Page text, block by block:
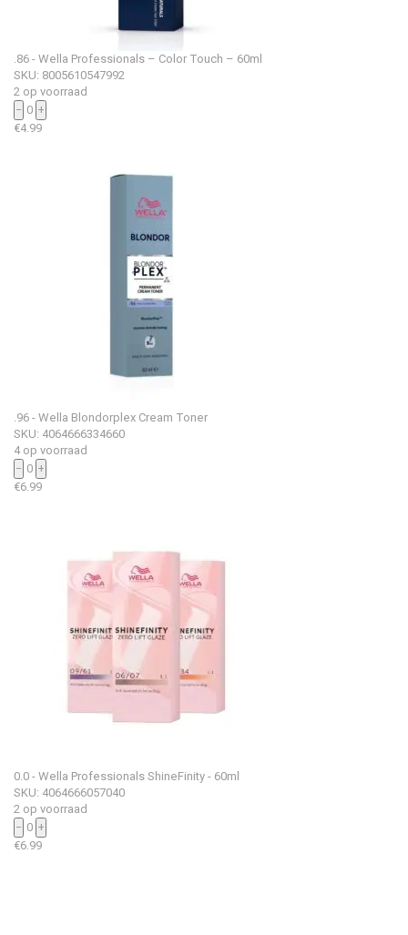
.86 - Wella Professionals – Color Touch – 60ml
SKU: 8005610547992
2 op voorraad
− 0 +
€4.99
.96 - Wella Blondorplex Cream Toner
SKU: 4064666334660
4 op voorraad
− 0 +
€6.99
0.0 - Wella Professionals ShineFinity - 60ml
SKU: 4064666057040
2 op voorraad
− 0 +
€6.99